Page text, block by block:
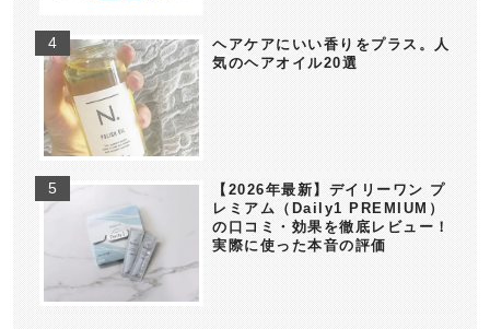
ヘアケアにいい香りをプラス。人
気のヘアオイル20選
【2026年最新】デイリーワン プ
レミアム（Daily1 PREMIUM）
の口コミ・効果を徹底レビュー！
実際に使った本音の評価